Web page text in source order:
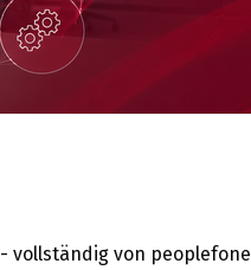
vollständig von peoplefone